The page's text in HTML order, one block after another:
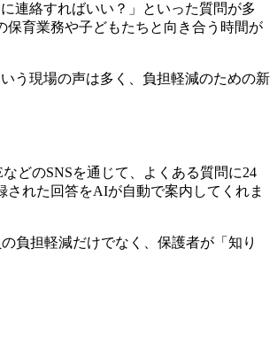
連絡すればいい？」といった質問が多
保育業務や子どもたちと向き合う時間が
う現場の声は多く、負担軽減のための新
どのSNSを通じて、よくある質問に24
れた回答をAIが自動で案内してくれま
負担軽減だけでなく、 保護者が「知り